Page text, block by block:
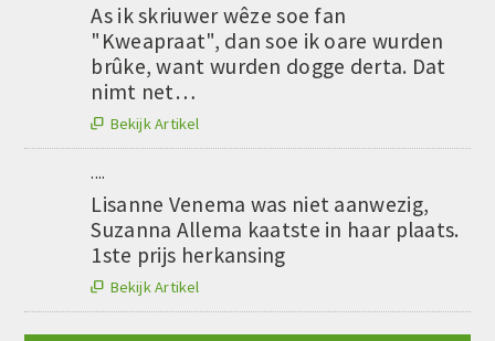
As ik skriuwer wêze soe fan
"Kweapraat", dan soe ik oare wurden
brûke, want wurden dogge derta. Dat
nimt net…
 Bekijk Artikel
....
Lisanne Venema was niet aanwezig,
Suzanna Allema kaatste in haar plaats.
1ste prijs herkansing
 Bekijk Artikel